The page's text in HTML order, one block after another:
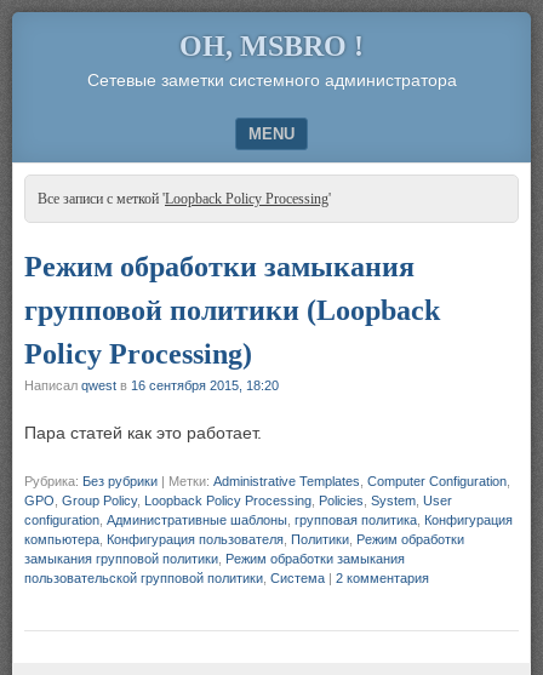
OH, MSBRO !
Сетевые заметки системного администратора
MENU
SKIP TO CONTENT
Все записи с меткой 'Loopback Policy Processing'
Режим обработки замыкания
групповой политики (Loopback
Policy Processing)
Написал qwest в 16 сентября 2015, 18:20
Пара статей как это работает.
Рубрика: Без рубрики | Метки: Administrative Templates Computer Configuration
GPO Group Policy, Loopback Policy Processing Policies System User
configuration Административные шаблоны групповая политика Конфигурация
компьютера Конфигурация пользователя Политики Режим обработки
замыкания групповой политики Режим обработки замыкания
пользовательской групповой политики Система | 2 комментария